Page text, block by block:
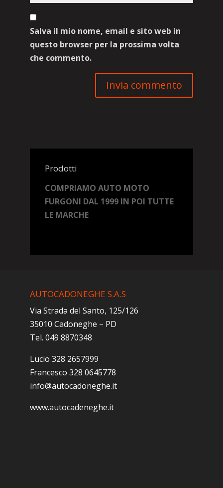
Salva il mio nome, email e sito web in
questo browser per la prossima volta
che commento.
Prodotti
COMPRIAMO AUTO MOTO
FURGONI DAL 1999 IN POI TUTTE
LE MARCHE
AUTOCADONEGHE S.A.S
Via Strada del Santo, 125/126
35010 Cadoneghe – PD
Tel. 049 8870348
Lucio 328 2657999
Francesco 328 0645778
info@autocadoneghe.it
www.autocadeneghe.it